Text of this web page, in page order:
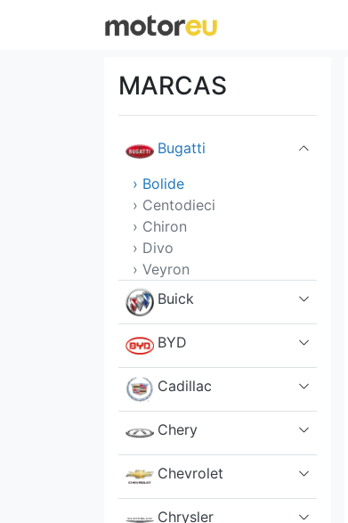
MARCAS
Audi
Bugatti
› Bolide
› Centodieci
› Chiron
› Divo
› Veyron
Buick
BYD
Cadillac
Chery
Chevrolet
Chrysler